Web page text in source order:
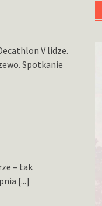
V lidze.
Spotkanie
– tak
[...]